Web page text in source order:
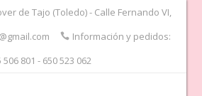
de Tajo (Toledo) - Calle Fernando VI,
Información y pedidos:
506 801 - 650 523 062